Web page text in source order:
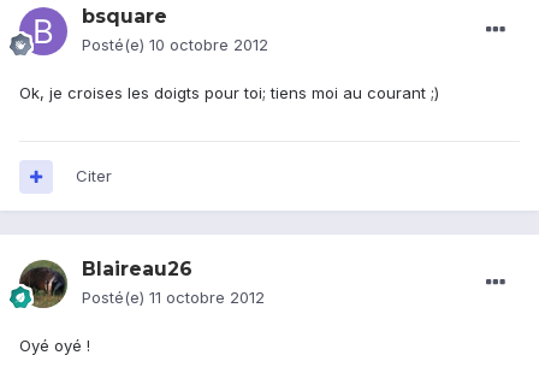
bsquare
Posté(e) 10 octobre 2012
Ok, je croises les doigts pour toi; tiens moi au courant ;)
Citer
Blaireau26
Posté(e) 11 octobre 2012
Oyé oyé !